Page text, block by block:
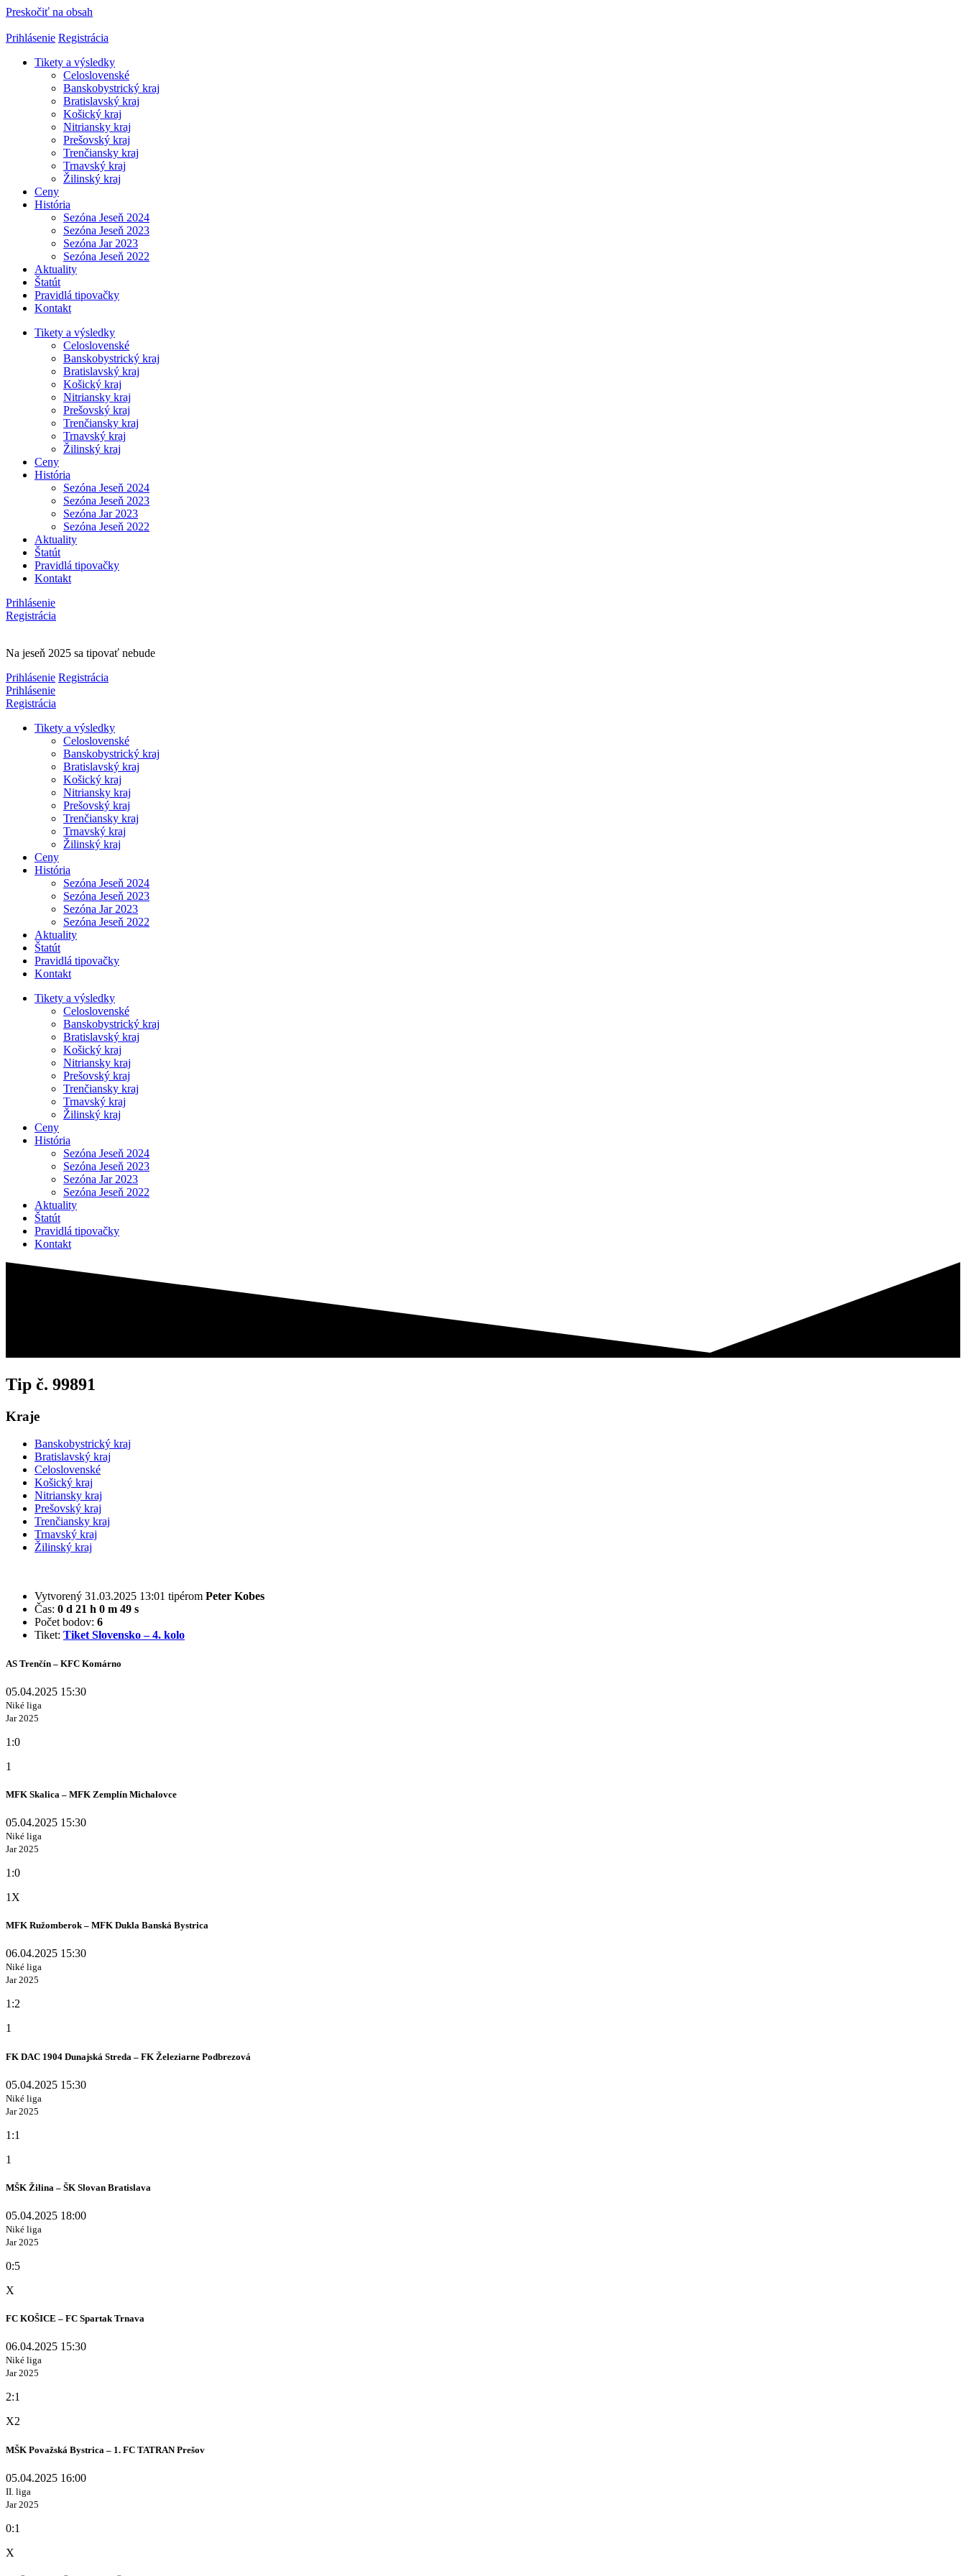
Preskočiť na obsah
Prihlásenie Registrácia
Tikety a výsledky
Celoslovenské
Banskobystrický kraj
Bratislavský kraj
Košický kraj
Nitriansky kraj
Prešovský kraj
Trenčiansky kraj
Trnavský kraj
Žilinský kraj
Ceny
História
Sezóna Jeseň 2024
Sezóna Jeseň 2023
Sezóna Jar 2023
Sezóna Jeseň 2022
Aktuality
Štatút
Pravidlá tipovačky
Kontakt
Tikety a výsledky
Celoslovenské
Banskobystrický kraj
Bratislavský kraj
Košický kraj
Nitriansky kraj
Prešovský kraj
Trenčiansky kraj
Trnavský kraj
Žilinský kraj
Ceny
História
Sezóna Jeseň 2024
Sezóna Jeseň 2023
Sezóna Jar 2023
Sezóna Jeseň 2022
Aktuality
Štatút
Pravidlá tipovačky
Kontakt
Prihlásenie
Registrácia
Na jeseň 2025 sa tipovať nebude
Prihlásenie Registrácia
Prihlásenie
Registrácia
Tikety a výsledky
Celoslovenské
Banskobystrický kraj
Bratislavský kraj
Košický kraj
Nitriansky kraj
Prešovský kraj
Trenčiansky kraj
Trnavský kraj
Žilinský kraj
Ceny
História
Sezóna Jeseň 2024
Sezóna Jeseň 2023
Sezóna Jar 2023
Sezóna Jeseň 2022
Aktuality
Štatút
Pravidlá tipovačky
Kontakt
Tikety a výsledky
Celoslovenské
Banskobystrický kraj
Bratislavský kraj
Košický kraj
Nitriansky kraj
Prešovský kraj
Trenčiansky kraj
Trnavský kraj
Žilinský kraj
Ceny
História
Sezóna Jeseň 2024
Sezóna Jeseň 2023
Sezóna Jar 2023
Sezóna Jeseň 2022
Aktuality
Štatút
Pravidlá tipovačky
Kontakt
Tip č. 99891
Kraje
Banskobystrický kraj
Bratislavský kraj
Celoslovenské
Košický kraj
Nitriansky kraj
Prešovský kraj
Trenčiansky kraj
Trnavský kraj
Žilinský kraj
Vytvorený 31.03.2025 13:01 tipérom Peter Kobes
Čas: 0 d 21 h 0 m 49 s
Počet bodov: 6
Tiket: Tiket Slovensko – 4. kolo
AS Trenčín – KFC Komárno
05.04.2025 15:30
Niké liga
Jar 2025
1:0
1
MFK Skalica – MFK Zemplín Michalovce
05.04.2025 15:30
Niké liga
Jar 2025
1:0
1X
MFK Ružomberok – MFK Dukla Banská Bystrica
06.04.2025 15:30
Niké liga
Jar 2025
1:2
1
FK DAC 1904 Dunajská Streda – FK Železiarne Podbrezová
05.04.2025 15:30
Niké liga
Jar 2025
1:1
1
MŠK Žilina – ŠK Slovan Bratislava
05.04.2025 18:00
Niké liga
Jar 2025
0:5
X
FC KOŠICE – FC Spartak Trnava
06.04.2025 15:30
Niké liga
Jar 2025
2:1
X2
MŠK Považská Bystrica – 1. FC TATRAN Prešov
05.04.2025 16:00
II. liga
Jar 2025
0:1
X